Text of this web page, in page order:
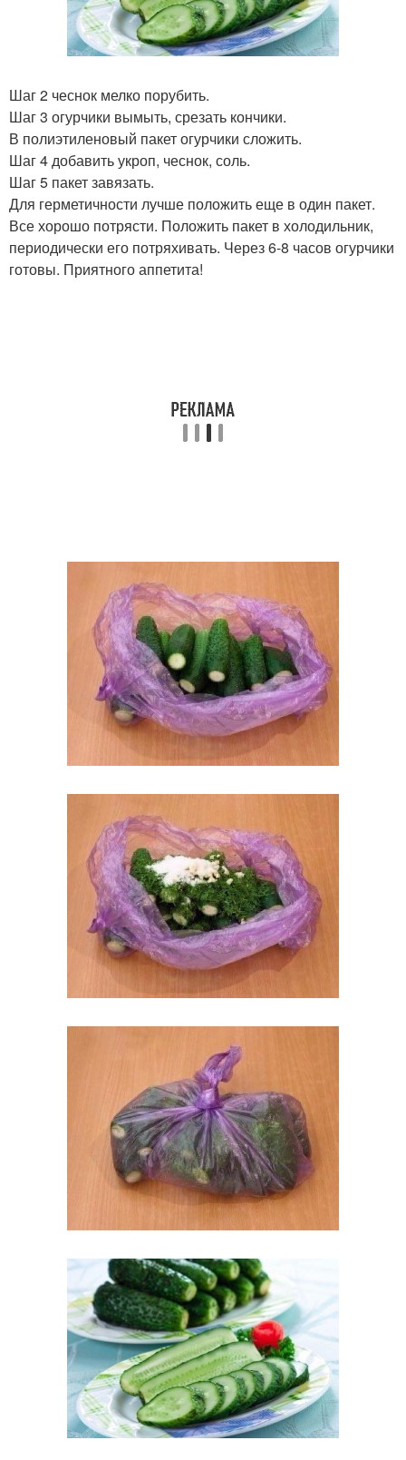
Шаг 2 чеснок мелко порубить.
Шаг 3 огурчики вымыть, срезать кончики.
В полиэтиленовый пакет огурчики сложить.
Шаг 4 добавить укроп, чеснок, соль.
Шаг 5 пакет завязать.
Для герметичности лучше положить еще в один пакет.
Все хорошо потрясти. Положить пакет в холодильник,
периодически его потряхивать. Через 6-8 часов огурчики
готовы. Приятного аппетита!